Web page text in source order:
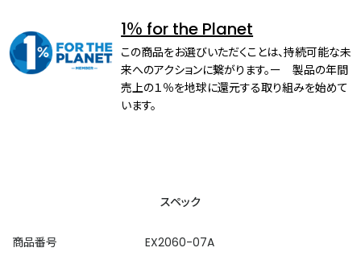
1％ for the Planet
この商品をお選びいただくことは、持続可能な未
来へのアクションに繋がります。ー 製品の年間
売上の１％を地球に還元する取り組みを始めて
います。
スペック
商品番号 EX2060-07A